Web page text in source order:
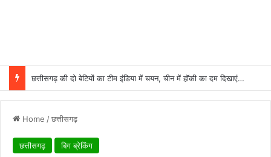
छत्तीसगढ़ की दो बेटियों का टीम इंडिया में चयन, चीन में हॉकी का दम दिखाएंगी मधु और गीता
Home /छत्तीसगढ़
छत्तीसगढ़ बिग ब्रेकिंग